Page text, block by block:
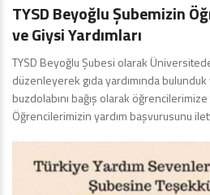
TYSD Beyoğlu Şubemizin
ve Giysi Yardımları
TYSD Beyoğlu Şubesi olarak
düzenleyerek gıda yardımında
buzdolabını bağış olarak
Öğrencilerimizin yardım başvurusunu